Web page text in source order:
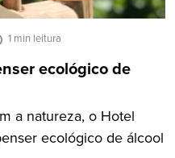
1 min leitura
ecológico de
a natureza, o Hotel
ecológico de álcool